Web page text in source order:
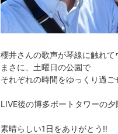
櫻井さんの歌声が琴線に触れて
まさに、土曜日の公園で
それぞれの時間をゆっくり過ご
LIVE後の博多ポートタワーの夕
素晴らしい1日をありがとう‼︎